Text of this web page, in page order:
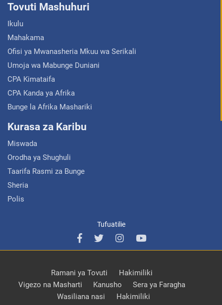
Tovuti Mashuhuri
Ikulu
Mahakama
Ofisi ya Mwanasheria Mkuu wa Serikali
Umoja wa Mabunge Duniani
CPA Kimataifa
CPA Kanda ya Afrika
Bunge la Afrika Mashariki
Kurasa za Karibu
Miswada
Orodha ya Shughuli
Taarifa Rasmi za Bunge
Sheria
Polis
Tufuatilie
Ramani ya Tovuti
Hakimiliki
Vigezo na Masharti
Kanusho
Sera ya Faragha
Wasiliana nasi
Hakimiliki